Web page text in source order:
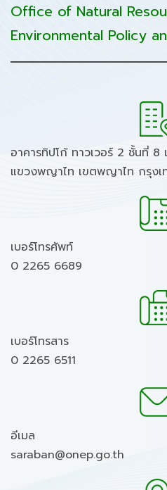
Office of Natural
Environmental Policy
อาคารทิปโก้ ทาวเวอร์ 2 ชั้นที่ 8
แขวงพญาไท เขตพญาไท กรุง
เบอร์โทรศัพท์
0 2265 6689
เบอร์โทรสาร
0 2265 6511
อีเมล
saraban@onep.go.th